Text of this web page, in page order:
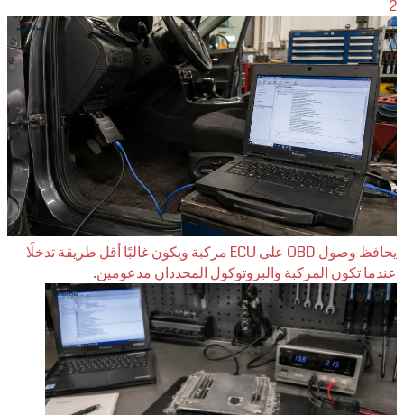
2
يحافظ وصول OBD على ECU مركبة ويكون غالبًا أقل طريقة تدخلًا
عندما تكون المركبة والبروتوكول المحددان مدعومين.